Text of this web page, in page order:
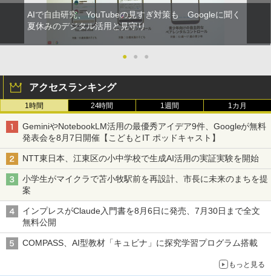
AIで自由研究、YouTubeの見すぎ対策も Googleに聞く
夏休みのデジタル活用と見守り
● ● ●
アクセスランキング
1時間 24時間 1週間 1カ月
GeminiやNotebookLM活用の最優秀アイデア9件、Googleが無料
発表会を8月7日開催【こどもとIT ポッドキャスト】
NTT東日本、江東区の小中学校で生成AI活用の実証実験を開始
小学生がマイクラで苫小牧駅前を再設計、市長に未来のまちを提
案
インプレスがClaude入門書を8月6日に発売、7月30日まで全文
無料公開
COMPASS、AI型教材「キュビナ」に探究学習プログラム搭載
もっと見る